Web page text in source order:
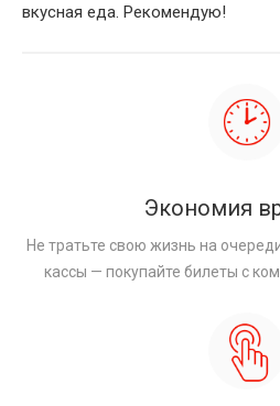
вкусная еда. Рекомендую!
Экономия
Не тратьте свою жизнь на
кассы — покупайте билеты с